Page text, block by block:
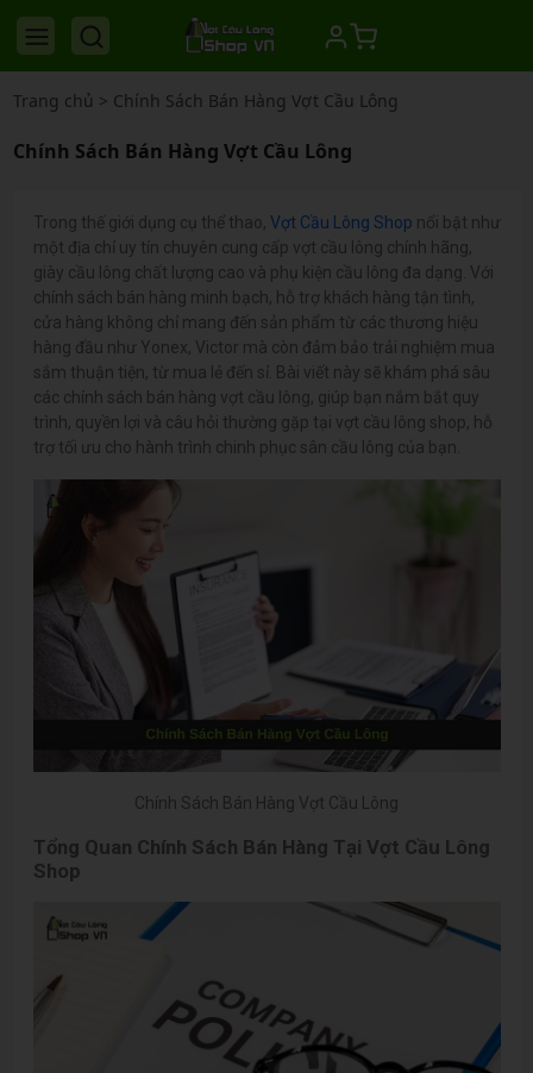
Trang chủ > Chính Sách Bán Hàng Vợt Cầu Lông
Chính Sách Bán Hàng Vợt Cầu Lông
Trong thế giới dụng cụ thể thao, Vợt Cầu Lông Shop nổi bật như
một địa chỉ uy tín chuyên cung cấp vợt cầu lông chính hãng,
giày cầu lông chất lượng cao và phụ kiện cầu lông đa dạng. Với
chính sách bán hàng minh bạch, hỗ trợ khách hàng tận tình,
cửa hàng không chỉ mang đến sản phẩm từ các thương hiệu
hàng đầu như Yonex, Victor mà còn đảm bảo trải nghiệm mua
sắm thuận tiện, từ mua lẻ đến sỉ. Bài viết này sẽ khám phá sâu
các chính sách bán hàng vợt cầu lông, giúp bạn nắm bắt quy
trình, quyền lợi và câu hỏi thường gặp tại vợt cầu lông shop, hỗ
trợ tối ưu cho hành trình chinh phục sân cầu lông của bạn.
Chính Sách Bán Hàng Vợt Cầu Lông
Tổng Quan Chính Sách Bán Hàng Tại Vợt Cầu Lông
Shop